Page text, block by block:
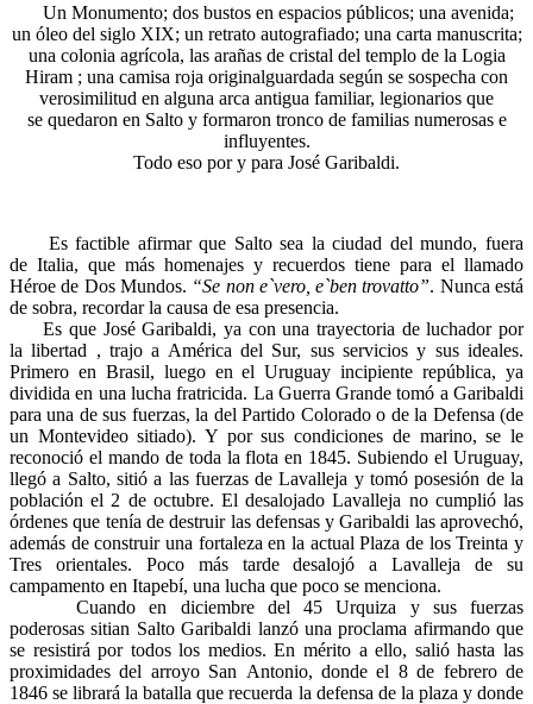
Un Monumento; dos bustos en espacios públicos; una avenida;
un óleo del siglo XIX; un retrato autografiado; una carta manuscrita;
una colonia agrícola, las arañas de cristal del templo de la Logia
Hiram ; una camisa roja originalguardada según se sospecha con
verosimilitud en alguna arca antigua familiar, legionarios que
se quedaron en Salto y formaron tronco de familias numerosas e
influyentes.
Todo eso por y para José Garibaldi.
Es factible afirmar que Salto sea la ciudad del mundo, fuera
de Italia, que más homenajes y recuerdos tiene para el llamado
Héroe de Dos Mundos. “Se non e`vero, e`ben trovatto”. Nunca está
de sobra, recordar la causa de esa presencia.
Es que José Garibaldi, ya con una trayectoria de luchador por
la libertad , trajo a América del Sur, sus servicios y sus ideales.
Primero en Brasil, luego en el Uruguay incipiente república, ya
dividida en una lucha fratricida. La Guerra Grande tomó a Garibaldi
para una de sus fuerzas, la del Partido Colorado o de la Defensa (de
un Montevideo sitiado). Y por sus condiciones de marino, se le
reconoció el mando de toda la flota en 1845. Subiendo el Uruguay,
llegó a Salto, sitió a las fuerzas de Lavalleja y tomó posesión de la
población el 2 de octubre. El desalojado Lavalleja no cumplió las
órdenes que tenía de destruir las defensas y Garibaldi las aprovechó,
además de construir una fortaleza en la actual Plaza de los Treinta y
Tres orientales. Poco más tarde desalojó a Lavalleja de su
campamento en Itapebí, una lucha que poco se menciona.
Cuando en diciembre del 45 Urquiza y sus fuerzas
poderosas sitian Salto Garibaldi lanzó una proclama afirmando que
se resistirá por todos los medios. En mérito a ello, salió hasta las
proximidades del arroyo San Antonio, donde el 8 de febrero de
1846 se librará la batalla que recuerda la defensa de la plaza y donde